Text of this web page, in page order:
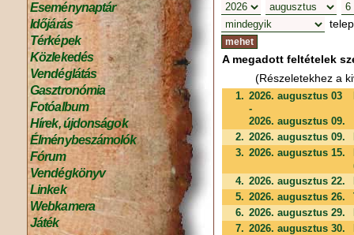
Eseménynaptár
Időjárás
Térképek
Közlekedés
Vendéglátás
Gasztronómia
Fotóalbum
Hírek, újdonságok
Élménybeszámolók
Fórum
Vendégkönyv
Linkek
Webkamera
Játék
A megadott feltételek
(Részeletekhez a
1. 2026. augusztus 03
-
2026. augusztus 09.
2. 2026. augusztus 09.
3. 2026. augusztus 15.
4. 2026. augusztus 22.
5. 2026. augusztus 26.
6. 2026. augusztus 29.
7. 2026. augusztus 30.